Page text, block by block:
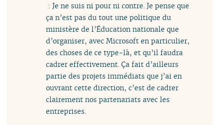
: Je ne suis ni pour ni contre. Je pense que
ça n’est pas du tout une politique du
ministère de l’Éducation nationale que
d’organiser, avec Microsoft en particulier,
des choses de ce type-là, et qu’il faudra
cadrer effectivement. Ça fait d’ailleurs
partie des projets immédiats que j’ai en
ouvrant cette direction, c’est de cadrer
clairement nos partenariats avec les
entreprises.